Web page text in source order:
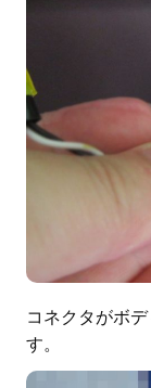
コネクタがボ
す。